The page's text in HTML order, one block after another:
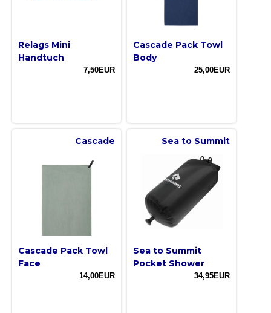
Relags Mini
Handtuch
7,50EUR
Cascade Pack Towl
Body
25,00EUR
Cascade
Cascade Pack Towl
Face
14,00EUR
Sea to Summit
Sea to Summit
Pocket Shower
34,95EUR